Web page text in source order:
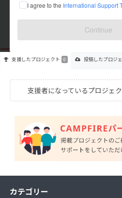
I agree to the International Support
Continue
在住国：未設定
出身国：未設定
支援したプロジェクト 0 投稿したプロジ
支援者になっているプロジェ
カテゴリー